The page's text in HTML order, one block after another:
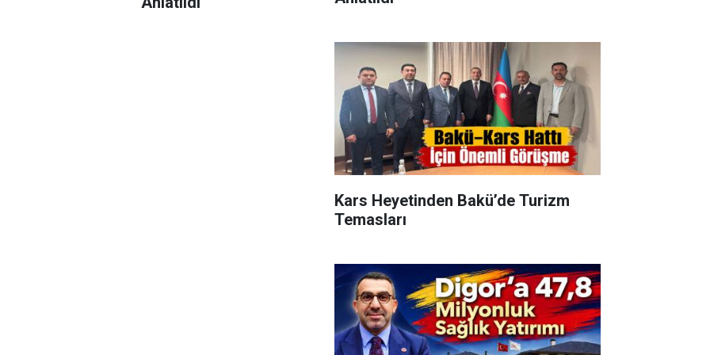
Kars Heyetinden Bakü’de Turizm
Temasları